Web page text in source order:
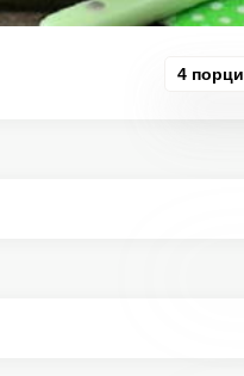
4